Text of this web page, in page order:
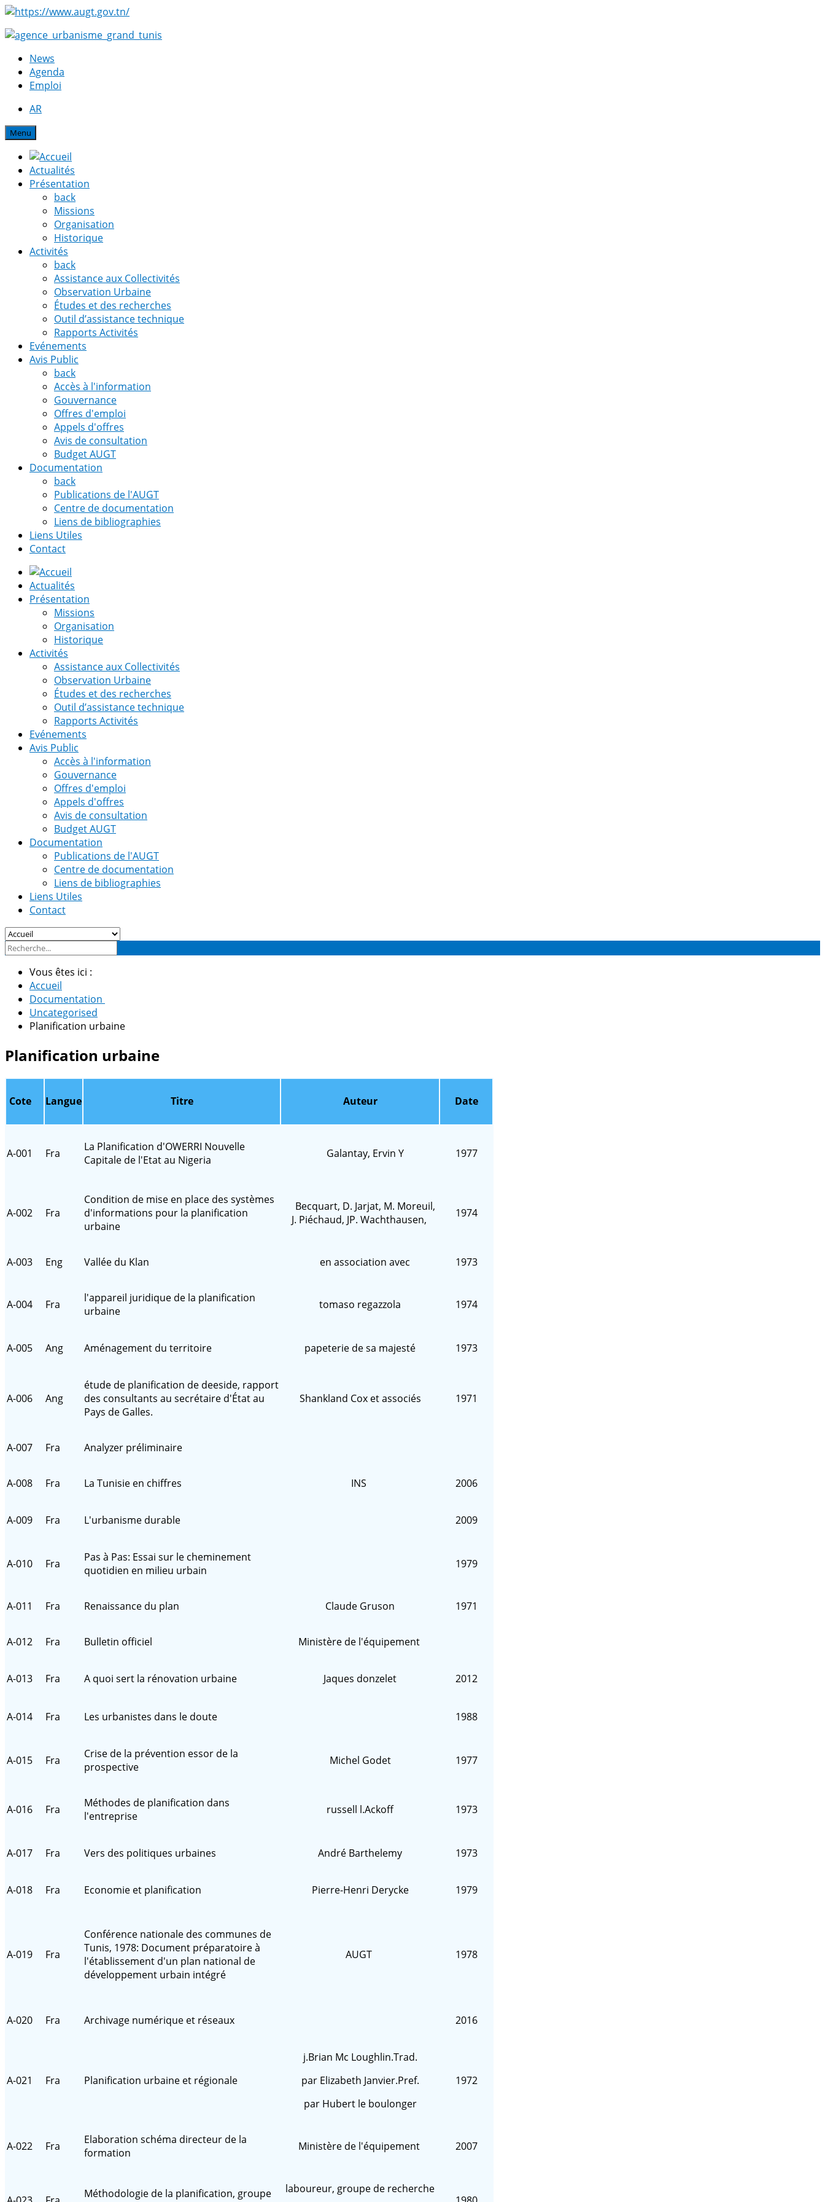
News
Agenda
Emploi
AR
Menu
Actualités
Présentation
back
Missions
Organisation
Historique
Activités
back
Assistance aux Collectivités
Observation Urbaine
Études et des recherches
Outil d’assistance technique
Rapports Activités
Evénements
Avis Public
back
Accès à l'information
Gouvernance
Offres d'emploi
Appels d'offres
Avis de consultation
Budget AUGT
Documentation
back
Publications de l'AUGT
Centre de documentation
Liens de bibliographies
Liens Utiles
Contact
Actualités
Présentation
Missions
Organisation
Historique
Activités
Assistance aux Collectivités
Observation Urbaine
Études et des recherches
Outil d’assistance technique
Rapports Activités
Evénements
Avis Public
Accès à l'information
Gouvernance
Offres d'emploi
Appels d'offres
Avis de consultation
Budget AUGT
Documentation
Publications de l'AUGT
Centre de documentation
Liens de bibliographies
Liens Utiles
Contact
Vous êtes ici :
Accueil
Documentation
Uncategorised
Planification urbaine
Planification urbaine
Cote Langue Titre Auteur Date
A-001 Fra
La Planification d'OWERRI Nouvelle
Capitale de l'Etat au Nigeria
Galantay, Ervin Y 1977
A-002 Fra
Condition de mise en place des systèmes
d'informations pour la planification
urbaine
Becquart, D. Jarjat, M. Moreuil,
J. Piéchaud, JP. Wachthausen, 1974
A-003 Eng Vallée du Klan en association avec 1973
A-004 Fra
l'appareil juridique de la planification
urbaine
tomaso regazzola 1974
A-005 Ang Aménagement du territoire papeterie de sa majesté 1973
A-006 Ang
étude de planification de deeside, rapport
des consultants au secrétaire d'État au
Pays de Galles.
Shankland Cox et associés 1971
A-007 Fra Analyzer préliminaire
A-008 Fra La Tunisie en chiffres INS 2006
A-009 Fra L'urbanisme durable 2009
A-010 Fra
Pas à Pas: Essai sur le cheminement
quotidien en milieu urbain
1979
A-011 Fra Renaissance du plan Claude Gruson 1971
A-012 Fra Bulletin officiel Ministère de l'équipement
A-013 Fra A quoi sert la rénovation urbaine Jaques donzelet 2012
A-014 Fra Les urbanistes dans le doute 1988
A-015 Fra
Crise de la prévention essor de la
prospective
Michel Godet 1977
A-016 Fra
Méthodes de planification dans
l'entreprise
russell l.Ackoff 1973
A-017 Fra Vers des politiques urbaines André Barthelemy 1973
A-018 Fra Economie et planification Pierre-Henri Derycke 1979
A-019 Fra
Conférence nationale des communes de
Tunis, 1978: Document préparatoire à
l'établissement d'un plan national de
développement urbain intégré
AUGT 1978
A-020 Fra Archivage numérique et réseaux 2016
A-021 Fra Planification urbaine et régionale
j.Brian Mc Loughlin.Trad.
par Elizabeth Janvier.Pref.
par Hubert le boulonger
1972
A-022 Fra
Elaboration schéma directeur de la
formation
Ministère de l'équipement 2007
Méthodologie de la planification, groupe
laboureur, groupe de recherche